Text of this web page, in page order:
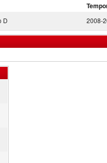
D 2008-